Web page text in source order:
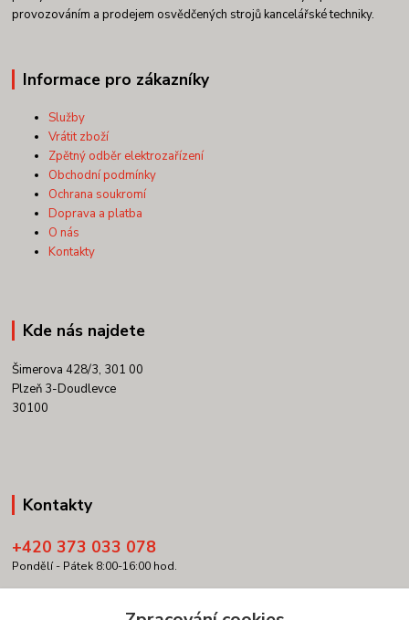
provozováním a prodejem osvědčených strojů kancelářské techniky.
Informace pro zákazníky
Služby
Vrátit zboží
Zpětný odběr elektrozařízení
Obchodní podmínky
Ochrana soukromí
Doprava a platba
O nás
Kontakty
Kde nás najdete
Šimerova 428/3, 301 00
Plzeň 3-Doudlevce
30100
Kontakty
+420 373 033 078
Pondělí - Pátek 8:00-16:00 hod.